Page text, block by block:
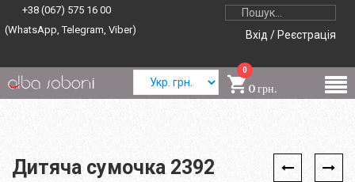
+38 (067) 575 16 00
(WhatsApp, Telegram, Viber)
Вхід / Реєстрація
0
0 грн.
Дитяча сумочка 2392